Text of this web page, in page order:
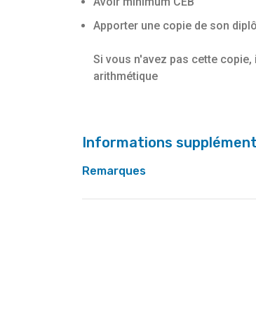
Apporter une copie de son
Si vous n'avez pas cette
arithmétique
Informations
Remarques